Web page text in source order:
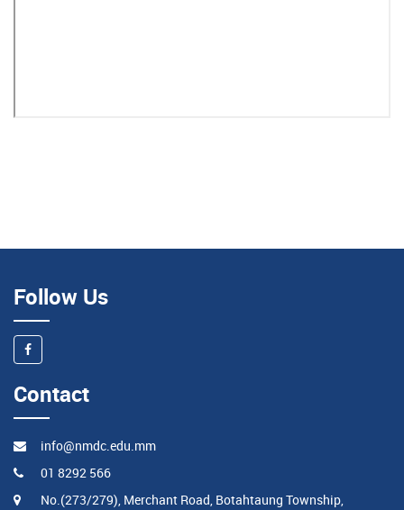
Follow Us
Contact
info@nmdc.edu.mm
01 8292 566
No.(273/279), Merchant Road, Botahtaung Township,